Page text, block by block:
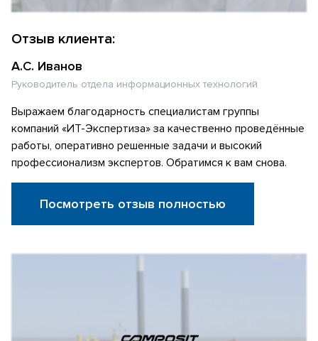
Отзыв клиента:
А.С. Иванов
Руководитель отдела информационных технологий
Выражаем благодарность специалистам группы
компаний «ИТ-Экспертиза» за качественно проведённые
работы, оперативно решенные задачи и высокий
профессионализм экспертов. Обратимся к вам снова.
Посмотреть отзыв полностью